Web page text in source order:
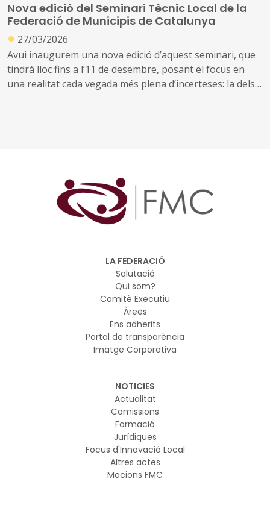
Nova edició del Seminari Tècnic Local de la
Federació de Municipis de Catalunya
● 27/03/2026
Avui inaugurem una nova edició d’aquest seminari, que
tindrà lloc fins a l’11 de desembre, posant el focus en
una realitat cada vegada més plena d’incerteses: la dels
LA FEDERACIÓ
Salutació
Qui som?
Comitè Executiu
Àrees
Ens adherits
Portal de transparència
Imatge Corporativa
NOTICIES
Actualitat
Comissions
Formació
Jurídiques
Focus d'Innovació Local
Altres actes
Mocions FMC